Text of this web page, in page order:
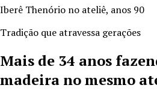
Iberê Thenório no ateliê, anos 90
Tradição que atravessa gerações
Mais de 34 anos
madeira no mesmo